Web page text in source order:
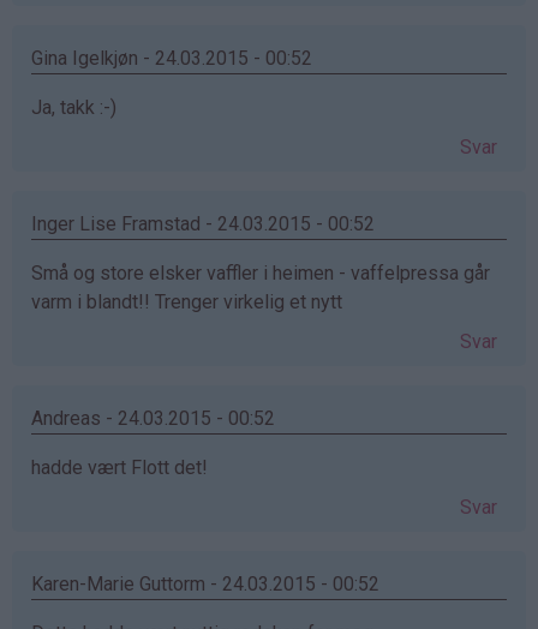
Gina Igelkjøn - 24.03.2015 - 00:52
Ja, takk :-)
Svar
Inger Lise Framstad - 24.03.2015 - 00:52
Små og store elsker vaffler i heimen - vaffelpressa går
varm i blandt!! Trenger virkelig et nytt
Svar
Andreas - 24.03.2015 - 00:52
hadde vært Flott det!
Svar
Karen-Marie Guttorm - 24.03.2015 - 00:52